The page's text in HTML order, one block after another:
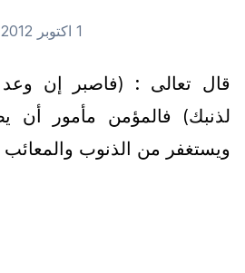
1 اكتوبر 2012
قال تعالى : (فاصبر إن
لذنبك) فالمؤمن مأمور أن
ويستغفر من الذنوب والمعائب